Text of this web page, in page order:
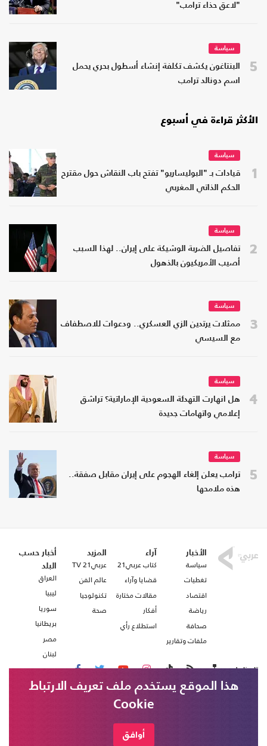
"لاعق حذاء ترامب"
5
سياسة
البنتاغون يكشف تكلفة إنشاء أسطول بحري يحمل
اسم دونالد ترامب
الأكثر قراءة في أسبوع
1
سياسة
قيادات بـ "البوليساريو" تفتح باب النقاش حول مقترح
الحكم الذاتي المغربي
2
سياسة
تفاصيل الضربة الوشيكة على إيران.. لهذا السبب
أصيب الأمريكيون بالذهول
3
سياسة
ممثلات يرتدين الزي العسكري.. ودعوات للاصطفاف
مع السيسي
4
سياسة
هل انهارت التهدئة السعودية الإماراتية؟ تراشق
إعلامي واتهامات جديدة
5
سياسة
ترامب يعلن إلغاء الهجوم على إيران مقابل صفقة..
هذه ملامحها
الأخبار
سياسة
تغطيات
اقتصاد
رياضة
صحافة
ملفات وتقارير
آراء
كتاب عربي21
قضايا وآراء
مقالات مختارة
أفكار
استطلاع رأي
المزيد
عربي21 TV
عالم الفن
تكنولوجيا
صحة
أخبار حسب
البلد
العراق
ليبيا
سوريا
بريطانيا
مصر
لبنان
تابعنا على
هذا الموقع يستخدم ملف تعريف الارتباط
Cookie
أوافق